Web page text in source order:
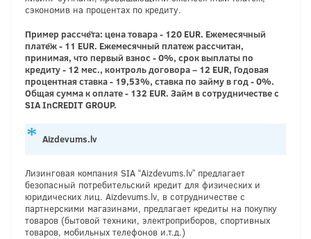
сэкономив на процентах по кредиту.
Пример рассчёта: цена товара - 120 EUR. Ежемесячный
платёж - 11 EUR. Ежемесячный платеж рассчитан,
принимая, что первый взнос - 0%, срок выплаты по
кредиту - 12 мес., контроль договора – 12 EUR, Годовая
процентная ставка - 19,53%, ставка по займу в год - 0%.
Общая сумма к оплате - 132 EUR. Займ в сотрудничестве с
SIA InCREDIT GROUP.
Aizdevums.lv
Лизинговая компания SIA “Aizdevums.lv” предлагает
безопасный потребительский кредит для физических и
юридических лиц. Aizdevums.lv, в сотрудничестве с
партнерскими магазинами, предлагает кредиты на покупку
товаров (бытовой техники, электроприборов, спортивных
товаров, мобильных телефонов и.т.д.)